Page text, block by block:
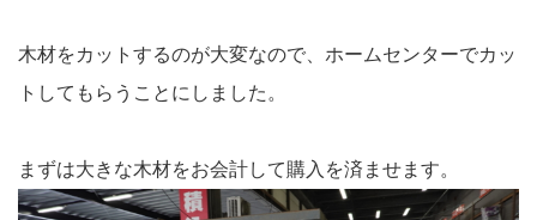
木材をカットするのが大変なので、ホームセンターでカッ
トしてもらうことにしました。
まずは大きな木材をお会計して購入を済ませます。